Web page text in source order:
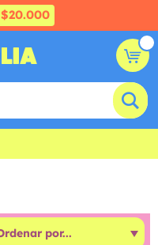
$20.000